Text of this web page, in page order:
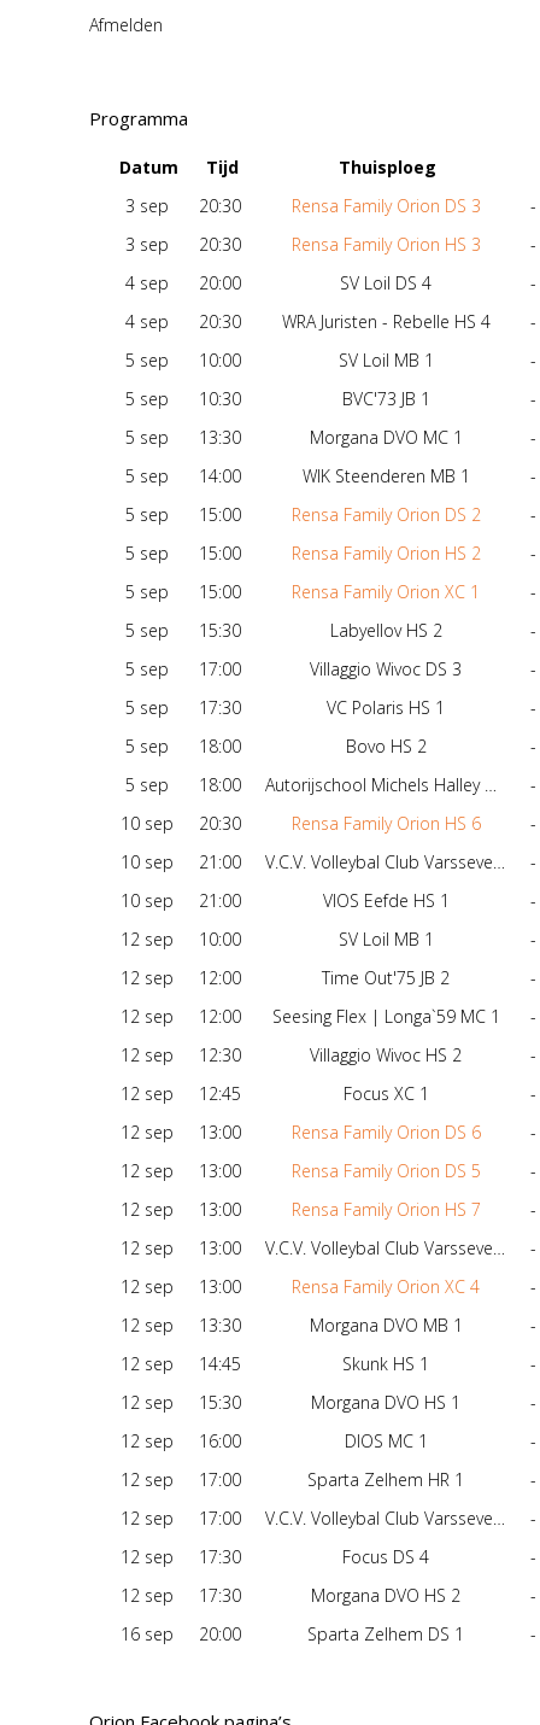
Afmelden
Programma
Datum Tijd
Thuisploeg
3 sep
20:30 Rensa Family Orion DS 3
-
3 sep
20:30 Rensa Family Orion HS 3
-
4 sep
20:00 SV Loil DS 4
-
4 sep
20:30 WRA Juristen - Rebelle HS 4
-
5 sep
10:00 SV Loil MB 1
-
5 sep
10:30 BVC'73 JB 1
-
5 sep
13:30 Morgana DVO MC 1
-
5 sep
14:00 WIK Steenderen MB 1
-
5 sep
15:00 Rensa Family Orion DS 2
-
5 sep
15:00 Rensa Family Orion HS 2
-
5 sep
15:00 Rensa Family Orion XC 1
-
5 sep
15:30 Labyellov HS 2
-
5 sep
17:00 Villaggio Wivoc DS 3
-
5 sep
17:30 VC Polaris HS 1
-
5 sep
18:00 Bovo HS 2
-
5 sep
18:00 Autorijschool Michels Halley DS 1
-
10 sep
20:30 Rensa Family Orion HS 6
-
10 sep
21:00 V.C.V. Volleybal Club Varsseveld DS 4
-
10 sep
21:00 VIOS Eefde HS 1
-
12 sep
10:00 SV Loil MB 1
-
12 sep
12:00 Time Out'75 JB 2
-
12 sep
12:00 Seesing Flex | Longa`59 MC 1
-
12 sep
12:30 Villaggio Wivoc HS 2
-
12 sep
12:45 Focus XC 1
-
12 sep
13:00 Rensa Family Orion DS 6
-
12 sep
13:00 Rensa Family Orion DS 5
-
12 sep
13:00 Rensa Family Orion HS 7
-
12 sep
13:00 V.C.V. Volleybal Club Varsseveld MB 1
-
12 sep
13:00 Rensa Family Orion XC 4
-
12 sep
13:30 Morgana DVO MB 1
-
12 sep
14:45 Skunk HS 1
-
12 sep
15:30 Morgana DVO HS 1
-
12 sep
16:00 DIOS MC 1
-
12 sep
17:00 Sparta Zelhem HR 1
-
12 sep
17:00 V.C.V. Volleybal Club Varsseveld DS 1
-
12 sep
17:30 Focus DS 4
-
12 sep
17:30 Morgana DVO HS 2
-
16 sep
20:00 Sparta Zelhem DS 1 -